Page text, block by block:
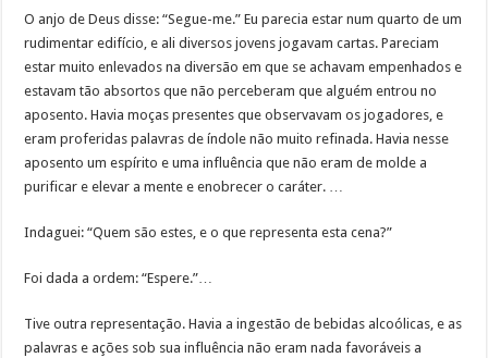
O anjo de Deus disse: “Segue-me.” Eu parecia estar num quarto de um
rudimentar edifício, e ali diversos jovens jogavam cartas. Pareciam
estar muito enlevados na diversão em que se achavam empenhados e
estavam tão absortos que não perceberam que alguém entrou no
aposento. Havia moças presentes que observavam os jogadores, e
eram proferidas palavras de índole não muito refinada. Havia nesse
aposento um espírito e uma influência que não eram de molde a
purificar e elevar a mente e enobrecer o caráter. …
Indaguei: “Quem são estes, e o que representa esta cena?”
Foi dada a ordem: “Espere.”…
Tive outra representação. Havia a ingestão de bebidas alcoólicas, e as
palavras e ações sob sua influência não eram nada favoráveis a